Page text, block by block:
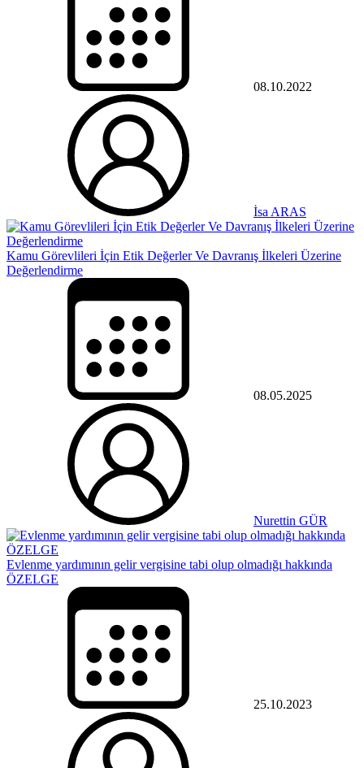
08.10.2022
İsa ARAS
Kamu Görevlileri İçin Etik Değerler Ve Davranış İlkeleri Üzerine
Değerlendirme
08.05.2025
Nurettin GÜR
Evlenme yardımının gelir vergisine tabi olup olmadığı hakkında
ÖZELGE
25.10.2023